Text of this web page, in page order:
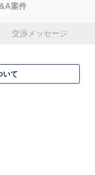
案件
交渉メッセージ
いて